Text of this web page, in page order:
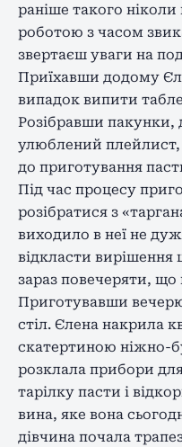
раніше такого ніколи
роботою з часом
звертаєш уваги на
Приїхавши додому
випадок випити
Розібравши пакунки,
улюблений плейлист,
до приготування
Під час процесу
розібратися з
виходило в неї не
відкласти вирішення
зараз повечеряти, що
Приготувавши
стіл. Єлена накрила
скатертиною ніжно-
розклала прибори
тарілку пасти і
вина, яке вона
дівчина почала